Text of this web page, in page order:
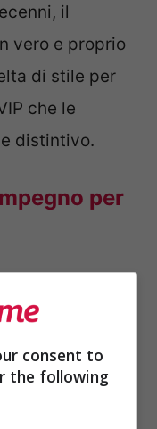
il
vero e proprio
di stile per
che le
distintivo.
per
per il suo
stile di vita
dimostrato il
indossandole
Non solo ha
consent to
the following